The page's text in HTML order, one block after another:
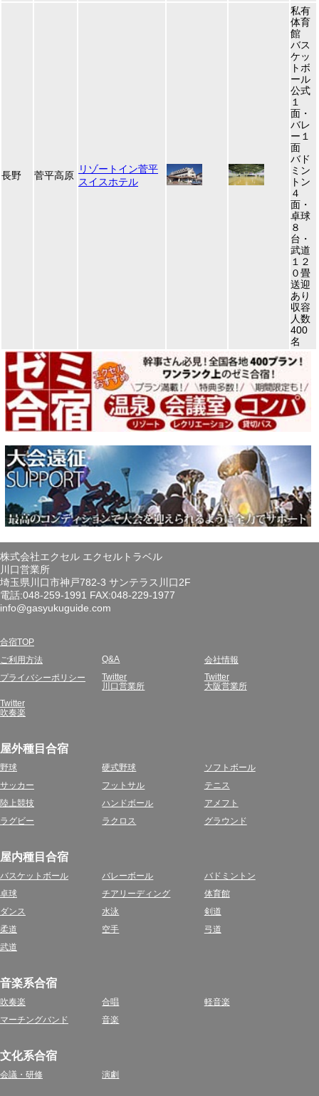
長野 菅平高原
リゾートイン菅平
スイスホテル
私有
体育
館
バス
ケッ
トボ
ール
公式
１
面・
バレ
ー１
面
バド
ミン
トン
４
面・
卓球
８
台・
武道
１２
０畳
送迎
あり
収容
人数
400
名
株式会社エクセル エクセルトラベル
川口営業所
埼玉県川口市神戸782-3 サンテラス川口2F
電話:048-259-1991 FAX:048-229-1977
info@gasyukuguide.com
合宿TOP
ご利用方法 Q&A 会社情報
プライバシーポリシー
Twitter
川口営業所
Twitter
大阪営業所
Twitter
吹奏楽
屋外種目合宿
野球 硬式野球 ソフトボール
サッカー フットサル テニス
陸上競技 ハンドボール アメフト
ラグビー ラクロス グラウンド
屋内種目合宿
バスケットボール バレーボール バドミントン
卓球 チアリーディング 体育館
ダンス 水泳 剣道
柔道 空手 弓道
武道
音楽系合宿
吹奏楽 合唱 軽音楽
マーチングバンド 音楽
文化系合宿
会議・研修 演劇